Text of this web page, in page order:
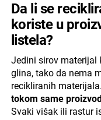
Da li se
koriste u
listela?
Jedini sirov materijal
glina, tako da nema
recikliranih materijala.
tokom same
Svaki višak ili rastur